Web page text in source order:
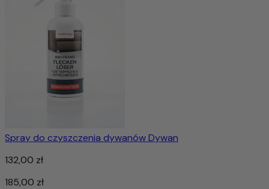
Spray do czyszczenia dywanów Dywan
132,00 zł
185,00 zł